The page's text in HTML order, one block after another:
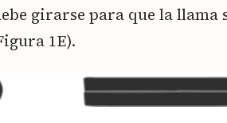
girarse para que la
1E).